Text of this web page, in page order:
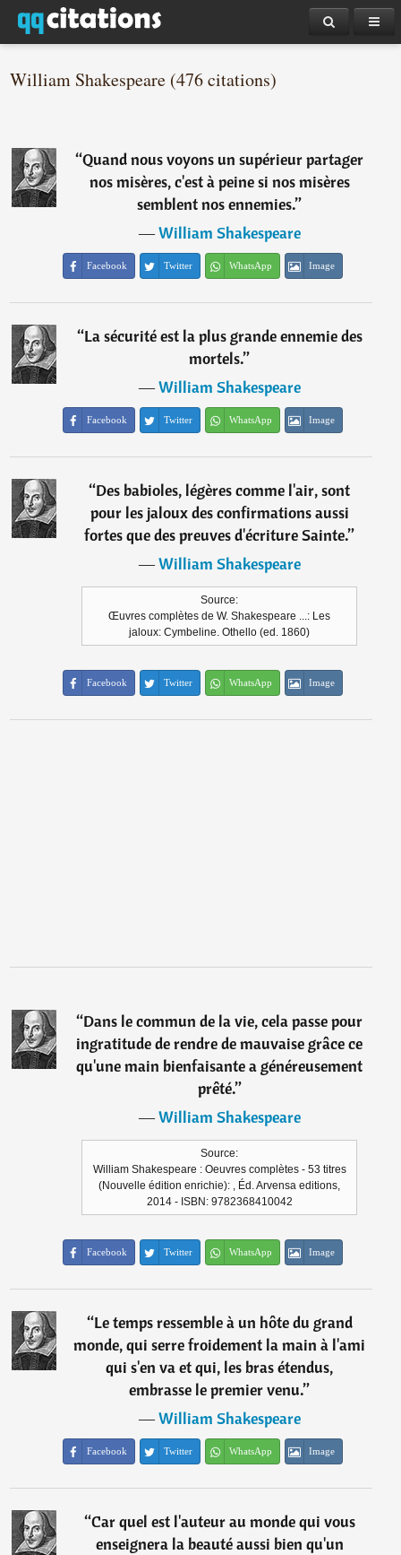
William Shakespeare (476 citations)
“Quand nous voyons un supérieur partager
nos misères, c'est à peine si nos misères
semblent nos ennemies.”
―William Shakespeare
Facebook Twitter WhatsApp Image
“La sécurité est la plus grande ennemie des
mortels.”
―William Shakespeare
Facebook Twitter WhatsApp Image
“Des babioles, légères comme l'air, sont
pour les jaloux des confirmations aussi
fortes que des preuves d'écriture Sainte.”
―William Shakespeare
Source:
Œuvres complètes de W. Shakespeare ...: Les
jaloux: Cymbeline. Othello (ed. 1860)
Facebook Twitter WhatsApp Image
“Dans le commun de la vie, cela passe pour
ingratitude de rendre de mauvaise grâce ce
qu'une main bienfaisante a généreusement
prêté.”
―William Shakespeare
Source:
William Shakespeare : Oeuvres complètes - 53 titres
(Nouvelle édition enrichie): , Éd. Arvensa editions,
2014 - ISBN: 9782368410042
Facebook Twitter WhatsApp Image
“Le temps ressemble à un hôte du grand
monde, qui serre froidement la main à l'ami
qui s'en va et qui, les bras étendus,
embrasse le premier venu.”
―William Shakespeare
Facebook Twitter WhatsApp Image
“Car quel est l'auteur au monde qui vous
enseignera la beauté aussi bien qu'un